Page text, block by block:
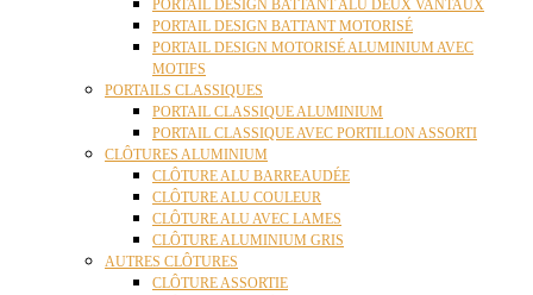
PORTAIL DESIGN BATTANT ALU DEUX VANTAUX
PORTAIL DESIGN BATTANT MOTORISÉ
PORTAIL DESIGN MOTORISÉ ALUMINIUM AVEC
MOTIFS
PORTAILS CLASSIQUES
PORTAIL CLASSIQUE ALUMINIUM
PORTAIL CLASSIQUE AVEC PORTILLON ASSORTI
CLÔTURES ALUMINIUM
CLÔTURE ALU BARREAUDÉE
CLÔTURE ALU COULEUR
CLÔTURE ALU AVEC LAMES
CLÔTURE ALUMINIUM GRIS
AUTRES CLÔTURES
CLÔTURE ASSORTIE